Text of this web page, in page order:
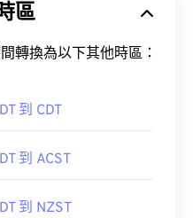
區
轉換為以下其他時區：
到 CDT
到 ACST
到 NZST